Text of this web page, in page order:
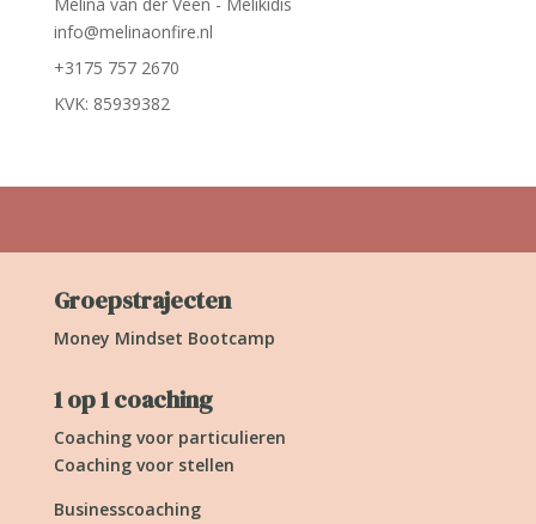
Melina van der Veen - Melikidis
info@melinaonfire.nl
+3175 757 2670
KVK: 85939382
Groepstrajecten
Money Mindset Bootcamp
1 op 1 coaching
Coaching voor particulieren
Coaching voor stellen
Businesscoaching